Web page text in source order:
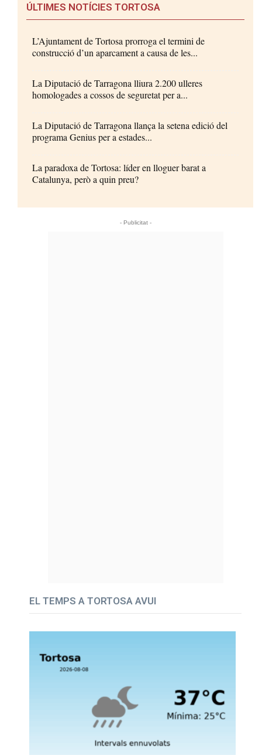
ÚLTIMES NOTÍCIES TORTOSA
L’Ajuntament de Tortosa prorroga el termini de
construcció d’un aparcament a causa de les...
La Diputació de Tarragona lliura 2.200 ulleres
homologades a cossos de seguretat per a...
La Diputació de Tarragona llança la setena edició del
programa Genius per a estades...
La paradoxa de Tortosa: líder en lloguer barat a
Catalunya, però a quin preu?
- Publicitat -
EL TEMPS A TORTOSA AVUI